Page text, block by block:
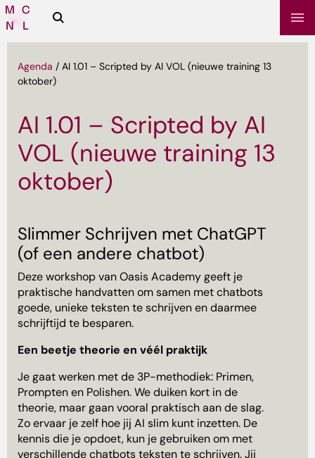
Media
Campus
Zoeken
Agenda / AI 1.01 – Scripted by AI VOL (nieuwe training 13
oktober)
AI 1.01 – Scripted by AI
VOL (nieuwe training 13
oktober)
Slimmer Schrijven met ChatGPT
(of een andere chatbot)
​Deze workshop van Oasis Academy geeft je
praktische handvatten om samen met chatbots
goede, unieke teksten te schrijven en daarmee
schrijftijd te besparen.
Een beetje theorie en véél praktijk
​Je gaat werken met de 3P-methodiek: Primen,
Prompten en Polishen. We duiken kort in de
theorie, maar gaan vooral praktisch aan de slag.
Zo ervaar je zelf hoe jij AI slim kunt inzetten. De
kennis die je opdoet, kun je gebruiken om met
verschillende chatbots teksten te schrijven. Jij